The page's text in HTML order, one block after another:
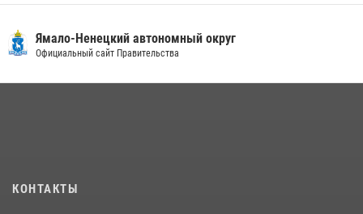
«Каникулы с Росгвардией» продолжаются на Ямале
Ямало-Ненецкий автономный округ
Официальный сайт Правительства
КОНТАКТЫ